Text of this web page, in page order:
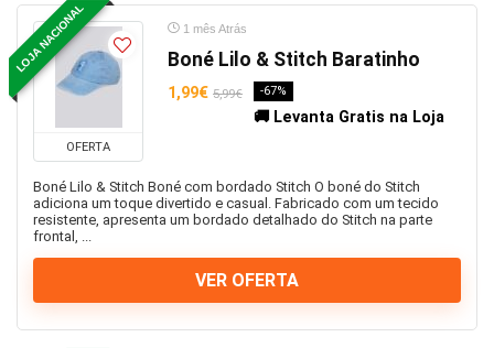
LOJA NACIONAL
OFERTA
1 mês Atrás
Boné Lilo & Stitch Baratinho
1,99€ 5,99€ -67%
🚚 Levanta Gratis na Loja
Boné Lilo & Stitch Boné com bordado Stitch O boné do Stitch
adiciona um toque divertido e casual. Fabricado com um tecido
resistente, apresenta um bordado detalhado do Stitch na parte
frontal, ...
VER OFERTA